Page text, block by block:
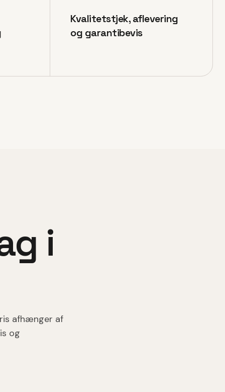
Kvalitetstjek, aflevering
og garantibevis
i
afhænger af
og